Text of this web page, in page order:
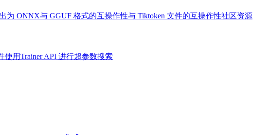
为 ONNX与 GGUF 格式的互操作性与 Tiktoken 文件的互操作性社区资源
使用Trainer API 进行超参数搜索